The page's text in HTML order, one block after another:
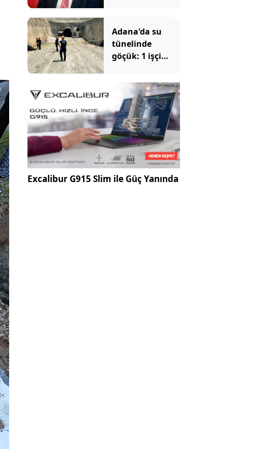
Adana'da su
tünelinde
göçük: 1 işçi
kaybetti, 1'i
yaralandı
Excalibur G915 Slim ile Güç Yanında